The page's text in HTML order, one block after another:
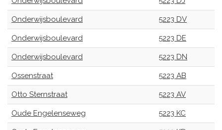
Onderwijsboulevard 5223 DV
Onderwijsboulevard 5223 DE
Onderwijsboulevard 5223 DN
Ossenstraat 5223 AB
Otto Sternstraat 5223 AV
Oude Engelenseweg 5223 KC